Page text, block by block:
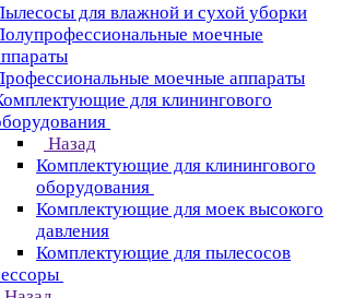
для влажной и сухой уборки
моечные
моечные аппараты
для клинингового
Назад
Комплектующие для клинингового
оборудования
Комплектующие для моек высокого
давления
Комплектующие для пылесосов